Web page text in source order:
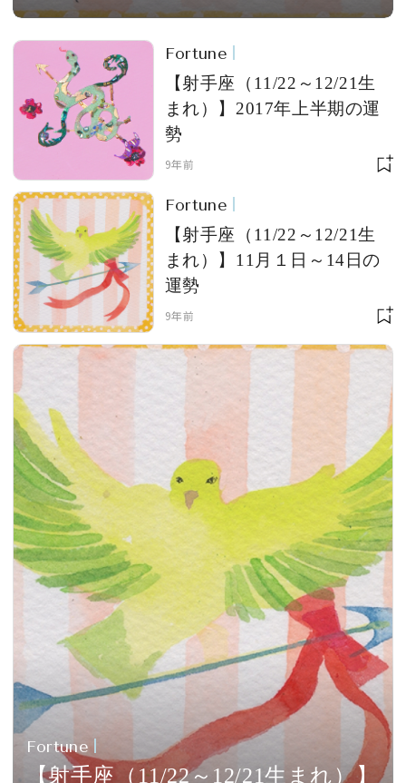
Fortune
【射手座（11/22～12/21生
まれ）】2017年上半期の運
勢
9年前
Fortune
【射手座（11/22～12/21生
まれ）】11月１日～14日の
運勢
9年前
Fortune
【射手座（11/22～12/21生まれ）】